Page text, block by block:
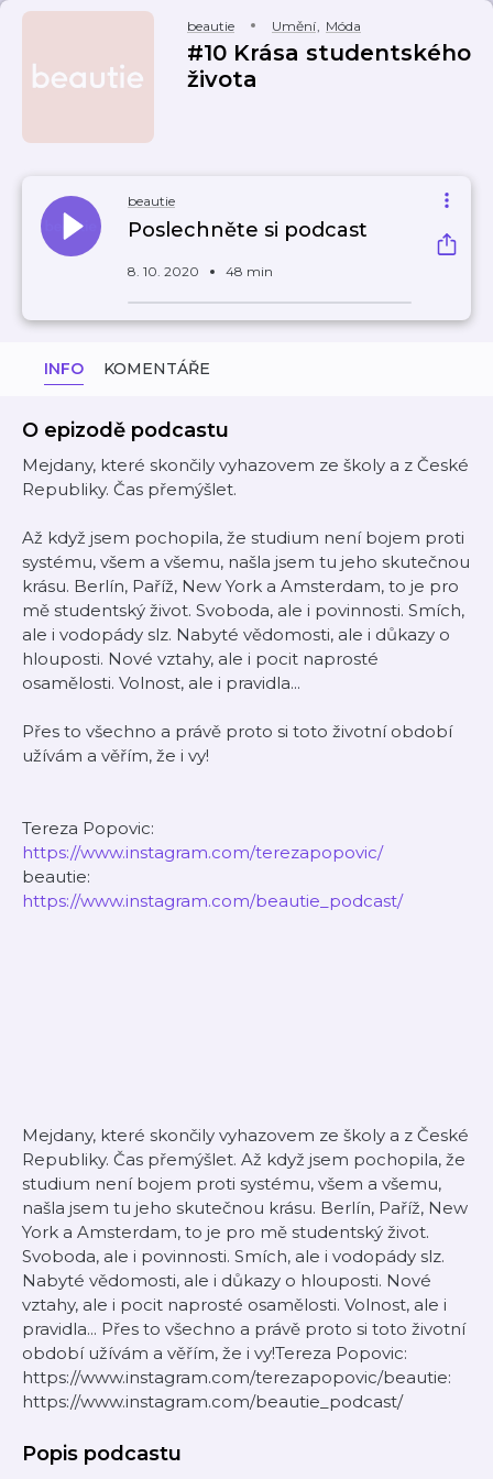
beautie Umění, Móda
#10 Krása studentského
života
beautie
Poslechněte si podcast
8. 10. 2020 48 min
INFO KOMENTÁŘE
O epizodě podcastu
Mejdany, které skončily vyhazovem ze školy a z České
Republiky. Čas přemýšlet.
Až když jsem pochopila, že studium není bojem proti
systému, všem a všemu, našla jsem tu jeho skutečnou
krásu. Berlín, Paříž, New York a Amsterdam, to je pro
mě studentský život. Svoboda, ale i povinnosti. Smích,
ale i vodopády slz. Nabyté vědomosti, ale i důkazy o
hlouposti. Nové vztahy, ale i pocit naprosté
osamělosti. Volnost, ale i pravidla...
Přes to všechno a právě proto si toto životní období
užívám a věřím, že i vy!
Tereza Popovic:
https://www.instagram.com/terezapopovic/
beautie:
https://www.instagram.com/beautie_podcast/
Mejdany, které skončily vyhazovem ze školy a z České
Republiky. Čas přemýšlet. Až když jsem pochopila, že
studium není bojem proti systému, všem a všemu,
našla jsem tu jeho skutečnou krásu. Berlín, Paříž, New
York a Amsterdam, to je pro mě studentský život.
Svoboda, ale i povinnosti. Smích, ale i vodopády slz.
Nabyté vědomosti, ale i důkazy o hlouposti. Nové
vztahy, ale i pocit naprosté osamělosti. Volnost, ale i
pravidla... Přes to všechno a právě proto si toto životní
období užívám a věřím, že i vy!Tereza Popovic:
https://www.instagram.com/terezapopovic/beautie:
https://www.instagram.com/beautie_podcast/
Popis podcastu